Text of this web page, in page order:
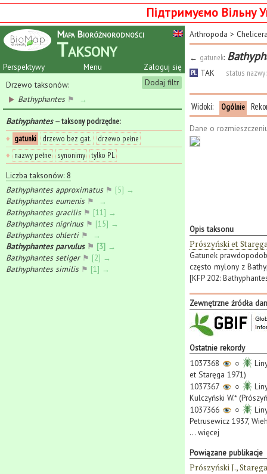
Підтримуємо Вільну
Mapa Bioróżnorodności
Taksony
Perspektywy Zaloguj się
Menu
Dodaj filtr
Drzewo taksonów:
Bathyphantes⚑ →
Bathyphantes— taksony podrzędne:
♦ gatunki drzewo bez gat.
drzewo pełne
♦ nazwy pełne synonimy tylko PL
Liczba taksonów: 8
Bathyphantes approximatus⚑ [5] →
Bathyphantes eumenis⚑
→
Bathyphantes gracilis⚑ [11] →
Bathyphantes nigrinus⚑ [15] →
Bathyphantes ohlerti⚑
→
Bathyphantes parvulus⚑ [3] →
Bathyphantes setiger⚑ [2] →
Bathyphantes similis⚑ [1] →
Arthropoda >
← gatunek:
PL TAK status nazwy:
Widoki: Ogólnie
Dane o
Opis taksonu
Prószyński et
Gatunek
często mylony z
[KFP 202:
Zewnętrzne źródła
Ostatnie rekordy
1037368
○
et Staręga 1971)
1037367
○
Kulczyński W.*
1037366
○
Petrusewicz 1937,
... więcej
Powiązane publikacje
Prószyński J.,